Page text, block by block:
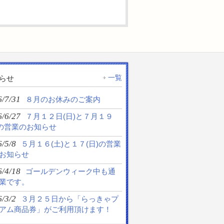
せ 一覧
7/31 ８月のお休みのご案内
6/27
７月１２日(日)と７月１９
営業のお知らせ
5/8
５月１６(土)と１７(日)の営業
知らせ
4/18
ゴールデンウィーク中も通
です。
3/2
３月２５日から「らっきゃプ
ム商品券」がご利用頂けます！